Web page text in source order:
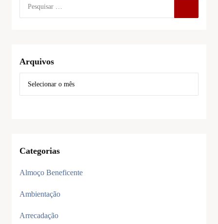
Arquivos
Categorias
Almoço Beneficente
Ambientação
Arrecadação